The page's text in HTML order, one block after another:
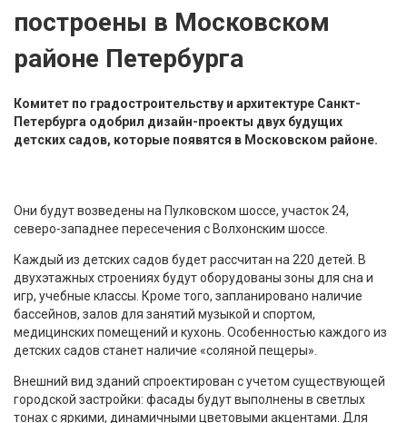
построены в Московском
районе Петербурга
Комитет по градостроительству и архитектуре Санкт-
Петербурга одобрил дизайн-проекты двух будущих
детских садов, которые появятся в Московском районе.
Они будут возведены на Пулковском шоссе, участок 24,
северо-западнее пересечения с Волхонским шоссе.
Каждый из детских садов будет рассчитан на 220 детей. В
двухэтажных строениях будут оборудованы зоны для сна и
игр, учебные классы. Кроме того, запланировано наличие
бассейнов, залов для занятий музыкой и спортом,
медицинских помещений и кухонь. Особенностью каждого из
детских садов станет наличие «соляной пещеры».
Внешний вид зданий спроектирован с учетом существующей
городской застройки: фасады будут выполнены в светлых
тонах с яркими, динамичными цветовыми акцентами. Для